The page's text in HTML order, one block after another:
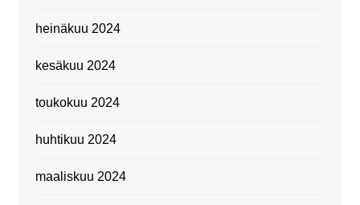
heinäkuu 2024
kesäkuu 2024
toukokuu 2024
huhtikuu 2024
maaliskuu 2024